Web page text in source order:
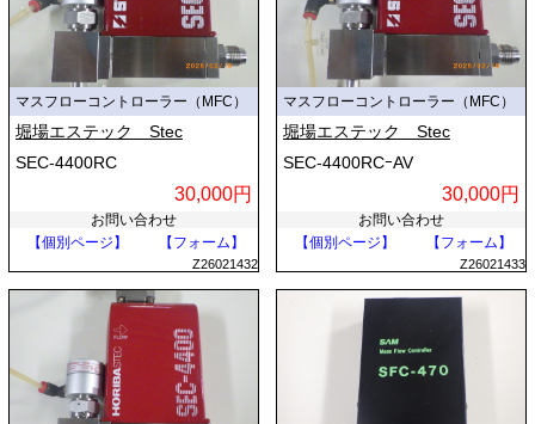
マスフローコントローラー（MFC）
堀場エステック Stec
SEC-4400RC
30,000円
お問い合わせ
【個別ページ】
【フォーム】
Z26021432
マスフローコントローラー（MFC）
堀場エステック Stec
SEC-4400RCｰAV
30,000円
お問い合わせ
【個別ページ】
【フォーム】
Z26021433